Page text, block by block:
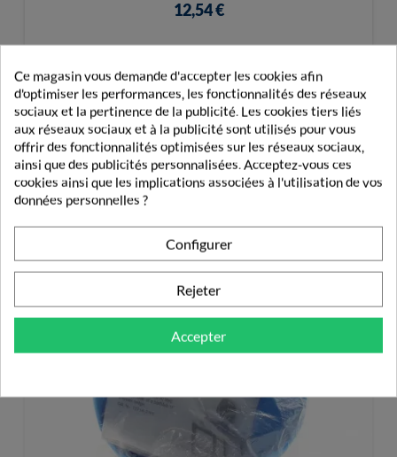
12,54 €
PRODUITS DE LA MÊME CATÉGORIE
ALIMENTATION MÉDICALISÉE
Ce magasin vous demande d'accepter les cookies afin
d'optimiser les performances, les fonctionnalités des réseaux
sociaux et la pertinence de la publicité. Les cookies tiers liés
aux réseaux sociaux et à la publicité sont utilisés pour vous
offrir des fonctionnalités optimisées sur les réseaux sociaux,
ainsi que des publicités personnalisées. Acceptez-vous ces
cookies ainsi que les implications associées à l'utilisation de vos
données personnelles ?
Configurer
Rejeter
Accepter